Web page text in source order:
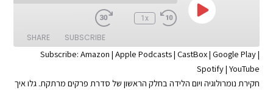
Play
Episode
1x
SUBSCRIBE
SHARE
AmazonSHARE
Subscribe: Amazon | Apple Podcasts| CastBox| Google Play|
Spotify| YouTube
חקירת נומרולוגיה ויום הלידה בחלק הראשון של סדרת פרקים מרתקת. גלו איך